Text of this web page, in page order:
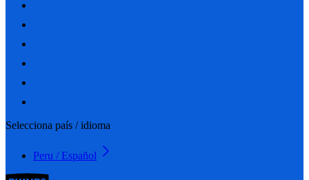
Selecciona país / idioma
Peru / Español